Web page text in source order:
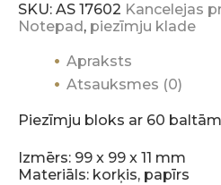
SKU: AS 17602 Kancelejas
Notepad , piezīmju klade
Apraksts
Atsauksmes (0)
Piezīmju bloks ar 60
Izmērs: 99 x 99 x 11 mm
Materiāls: korķis, papīrs